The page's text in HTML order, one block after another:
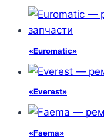
«Euromatic»
«Everest»
«Faema»